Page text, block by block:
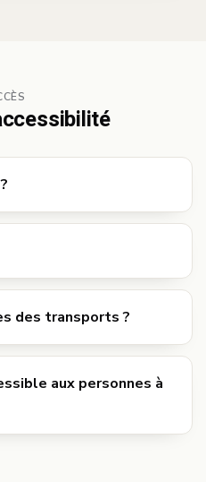
des transports ?
aux personnes à